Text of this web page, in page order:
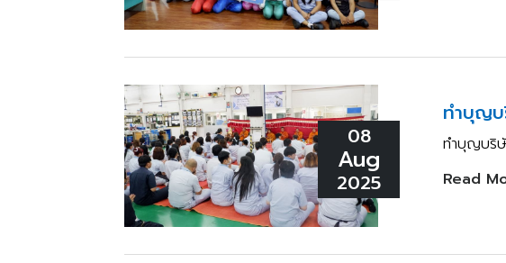
08
Aug
2025
ทำบุญบ
ทำบุญบริ
Read